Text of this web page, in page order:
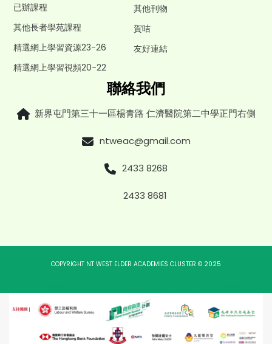
已辦課程
其他長者學苑課程
精選網上學習資源23-26
精選網上學習視頻20-22
其他刊物
賀咭
友好連結
聯絡我們
新界屯門第三十一區楊青路 仁濟醫院第二中學正門右側
ntweac@gmail.com
2433 8268
2433 8681
COPYRIGHT NT WEST ELDER ACADEMIES CLUSTER © 2025